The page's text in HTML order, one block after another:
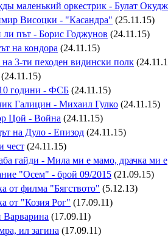
маленький оркестрик - Булат
Висоцки - "Касандра" (25.11.15)
ли път - Борис Годжунов (24.11.15)
на кондора (24.11.15)
3-ти пеходен видински полк
(24.11.15)
години - ФСБ (24.11.15)
Галицин - Михаил Гулко (24.11.15)
Цой - Война (24.11.15)
на Дуло - Епизод (24.11.15)
чест (24.11.15)
гайди - Мила ми е мамо, драчка ми е
"Осем" - брой 09/2015 (21.09.15)
от филма "Бягството" (5.12.13)
от "Козия Рог" (17.09.11)
Варварина (17.09.11)
ил загина (17.09.11)